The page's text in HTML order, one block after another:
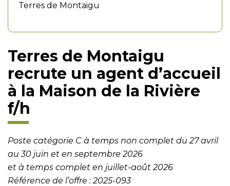
Terres de Montaigu
Terres de Montaigu
recrute un agent d’accueil
à la Maison de la Rivière
f/h
Poste catégorie C à temps non complet du 27 avril
au 30 juin et en septembre 2026
et à temps complet en juillet-août 2026
Référence de l’offre : 2025-093